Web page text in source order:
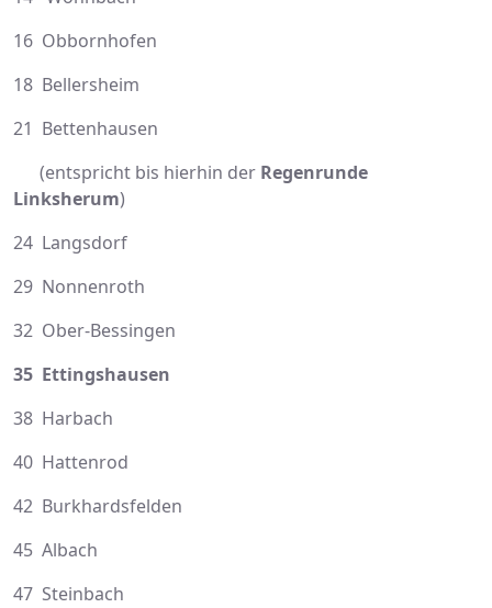
16 Obbornhofen
18 Bellersheim
21 Bettenhausen
(entspricht bis hierhin der Regenrunde
Linksherum)
24 Langsdorf
29 Nonnenroth
32 Ober-Bessingen
35 Ettingshausen
38 Harbach
40 Hattenrod
42 Burkhardsfelden
45 Albach
47 Steinbach